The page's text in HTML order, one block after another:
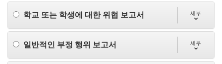
학교 또는 학생에 대한 위협 보고서 세부
일반적인 부정 행위 보고서 세부